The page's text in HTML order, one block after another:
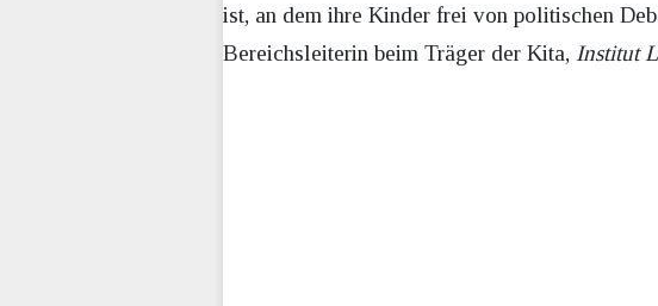
ist, an dem ihre Kinder frei von politischen
Bereichsleiterin beim Träger der Kita, Institut